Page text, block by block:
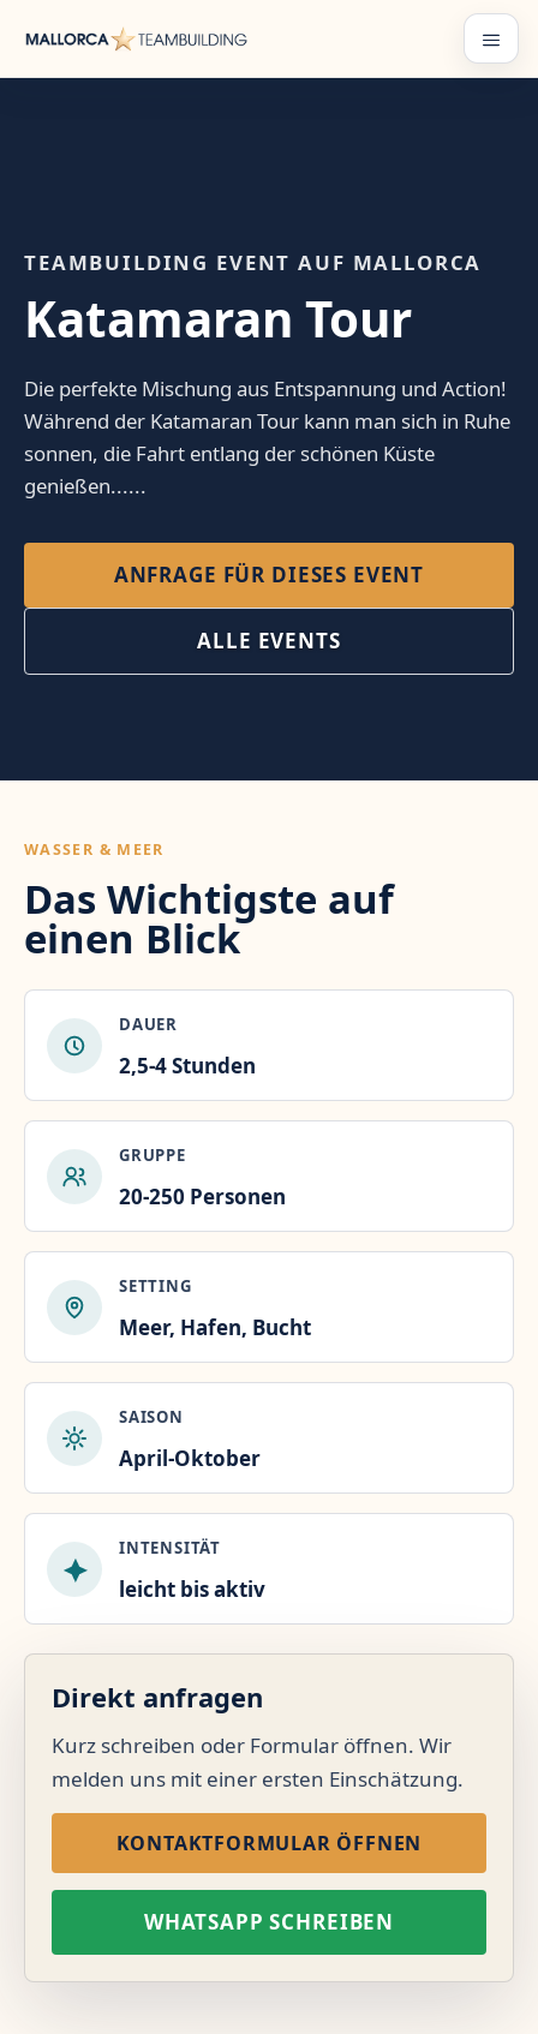
Inhalt
springen
TEAMBUILDING EVENT AUF MALLORCA
Katamaran Tour
Die perfekte Mischung aus Entspannung und Action!
Während der Katamaran Tour kann man sich in Ruhe
sonnen, die Fahrt entlang der schönen Küste
genießen......
ANFRAGE FÜR DIESES EVENT
ALLE EVENTS
WASSER & MEER
Das Wichtigste auf
einen Blick
DAUER
2,5-4 Stunden
GRUPPE
20-250 Personen
SETTING
Meer, Hafen, Bucht
SAISON
April-Oktober
INTENSITÄT
leicht bis aktiv
Direkt anfragen
Kurz schreiben oder Formular öffnen. Wir
melden uns mit einer ersten Einschätzung.
KONTAKTFORMULAR ÖFFNEN
WHATSAPP SCHREIBEN